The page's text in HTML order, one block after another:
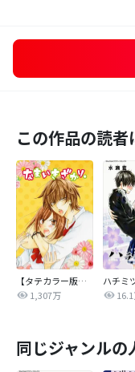
この作品の読
【タテカラー版】なまいきざかり。
1,307万
同じジャンルの